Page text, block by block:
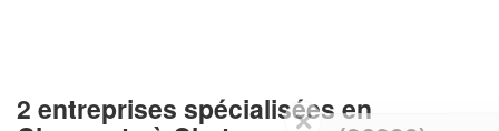
2 entreprises spécialisées en
✕